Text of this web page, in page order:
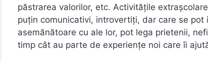
păstrarea valorilor, etc. Activitățile
puțin comunicativi, introvertiți, dar care se
asemănătoare cu ale lor, pot lega prietenii,
timp cât au parte de experiențe noi care îi